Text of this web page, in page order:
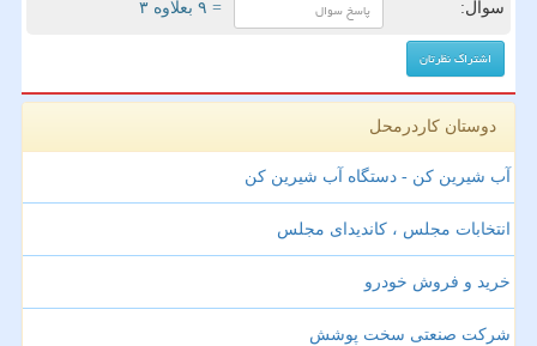
سوال: = ۹ بعلاوه ۳
دوستان کاردرمحل
آب شیرین کن - دستگاه آب شیرین کن
انتخابات مجلس ، کاندیدای مجلس
خرید و فروش خودرو
شرکت صنعتی سخت پوشش